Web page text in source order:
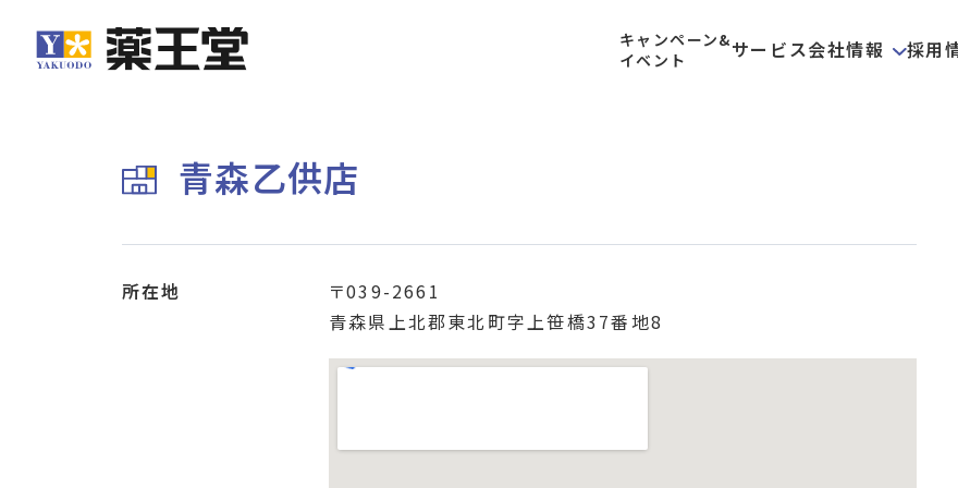
キャンペーン&
イベント
サービス会社情報 採用
青森乙供店
所在地
〒039-2661
青森県上北郡東北町字上笹橋37番地8